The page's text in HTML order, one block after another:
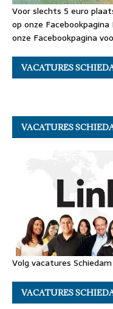
Voor slechts 5 euro
op onze
onze Facebookpagina
VACATURES
VACATURES
Volg vacatures
VACATURES